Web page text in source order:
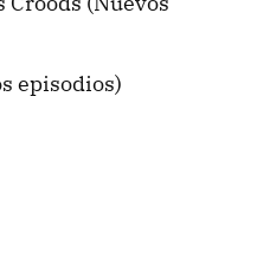
episodios)